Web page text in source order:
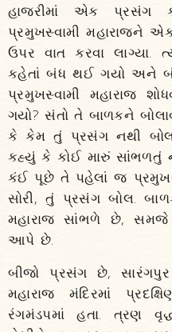
હાજરીમાં એક પ્રસંગ
પ્રમુખસ્વામી મહારાજને
ઉપર વાત કરવા લાગ્યા.
કહેતાં બંધ થઈ ગયો અને
પ્રમુખસ્વામી મહારાજ
ગયો? સંતો તે બાળકને
કે કેમ તું પ્રસંગ નથી
કહ્યું કે કોઈ મારું સાંભળતું
કંઈ પૂછે તે પહેલાં જ
સોરી, તું પ્રસંગ બોલ.
મહારાજ સાંભળે છે,
આપે છે.
બીજો પ્રસંગ છે, સારંગપુર
મહારાજ મંદિરમાં
રંગમંડપમાં હતા. ત્રણ